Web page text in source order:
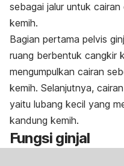
sebagai jalur untuk
kemih.
Bagian pertama pelvis
ruang berbentuk cangkir
mengumpulkan cairan
kemih. Selanjutnya,
yaitu lubang kecil yang
kandung kemih.
Fungsi ginjal